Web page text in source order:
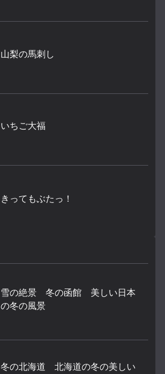
山梨の馬刺し
いちご大福
きってもぶたっ！
雪の絶景 冬の函館 美しい日本
の冬の風景
冬の北海道 北海道の冬の美しい